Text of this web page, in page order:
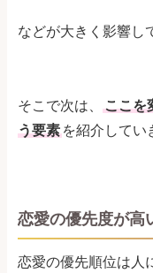
などが大きく影響し
そこで次は、
ここを
う要素 を紹介してい
恋愛の優先度が高
恋愛の優先順位は人